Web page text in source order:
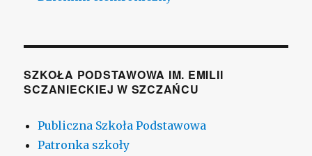
SZKOŁA PODSTAWOWA IM. EMILII
SCZANIECKIEJ W SZCZAŃCU
Publiczna Szkoła Podstawowa
Patronka szkoły